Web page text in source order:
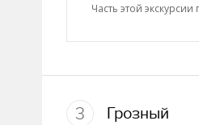
Часть этой
3 Грозный